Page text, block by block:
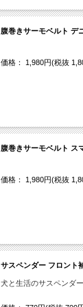
腹巻きサーモベルト デ
価格： 1,980円(税抜
腹巻きサーモベルト ス
価格： 1,980円(税抜
サスペンダー フロント
犬と生活のサスペンダ